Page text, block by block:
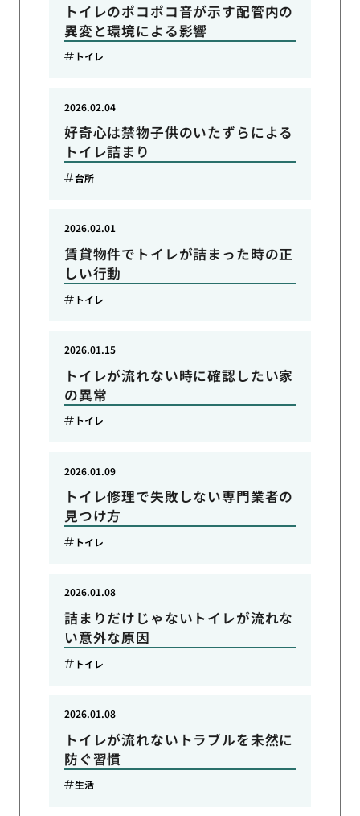
トイレのポコポコ音が示す配管内の
異変と環境による影響
トイレ
好奇心は禁物子供のいたずらによる
トイレ詰まり
2026.02.04
台所
賃貸物件でトイレが詰まった時の正
しい行動
2026.02.01
トイレ
トイレが流れない時に確認したい家
の異常
2026.01.15
トイレ
トイレ修理で失敗しない専門業者の
見つけ方
2026.01.09
トイレ
詰まりだけじゃないトイレが流れな
い意外な原因
2026.01.08
トイレ
トイレが流れないトラブルを未然に
防ぐ習慣
2026.01.08
生活